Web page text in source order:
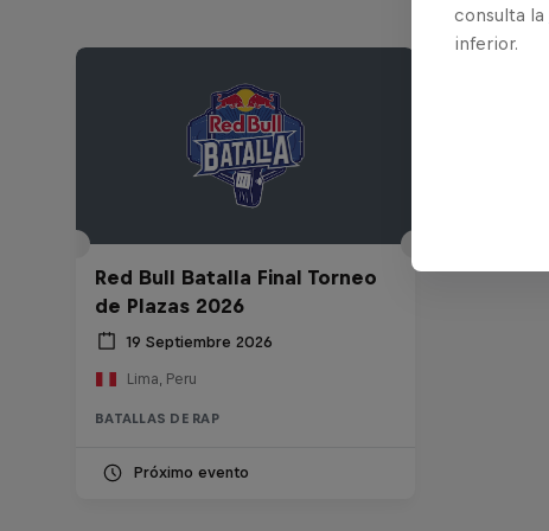
Red Bull Batalla Final Torneo
de Plazas 2026
19 Septiembre 2026
Lima, Peru
BATALLAS DE RAP
Próximo evento
consulta la
inferior.